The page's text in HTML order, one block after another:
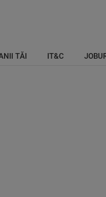
TĂI IT&C